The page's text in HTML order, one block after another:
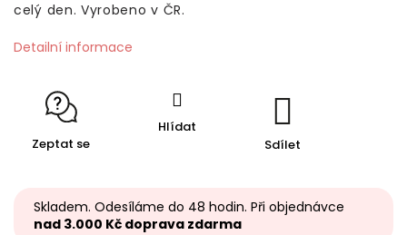
celý den. Vyrobeno v ČR.
Detailní informace
Zeptat se
Hlídat
Sdílet
Skladem. Odesíláme do 48 hodin. Při objednávce
nad 3.000 Kč doprava zdarma